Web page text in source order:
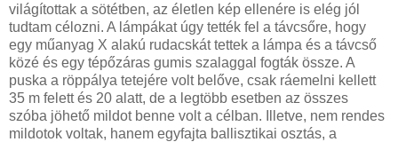
világítottak a sötétben, az életlen kép ellenére is elég jól
tudtam célozni. A lámpákat úgy tették fel a távcsőre, hogy
egy műanyag X alakú rudacskát tettek a lámpa és a távcső
közé és egy tépőzáras gumis szalaggal fogták össze. A
puska a röppálya tetejére volt belőve, csak ráemelni kellett
35 m felett és 20 alatt, de a legtöbb esetben az összes
szóba jöhető mildot benne volt a célban. Illetve, nem rendes
mildotok voltak, hanem egyfajta ballisztikai osztás, a